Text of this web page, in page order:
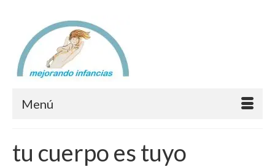
Menú
tu cuerpo es tuyo